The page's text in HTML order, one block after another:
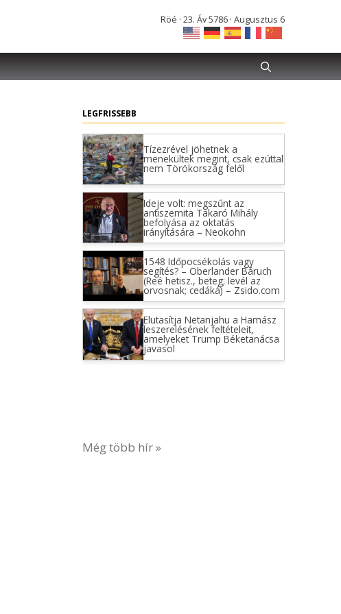
Röé · 23. Áv 5786 · Augusztus 6
LEGFRISSEBB
Tízezrével jöhetnek a
menekültek megint, csak ezúttal
nem Törökország felől
Ideje volt: megszűnt az
antiszemita Takaró Mihály
befolyása az oktatás
irányítására – Neokohn
1548 Időpocsékolás vagy
segítés? – Oberlander Báruch
(Reé hetisz., beteg; levél az
orvosnak; cedáká) – Zsido.com
Elutasítja Netanjahu a Hamász
leszerelésének feltételeit,
amelyeket Trump Béketanácsa
javasol
Még több hír »